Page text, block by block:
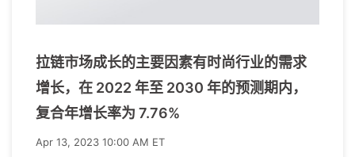
拉链市场成长的主要因素有时尚行业的需求
增长，在 2022 年至 2030 年的预测期内，
复合年增长率为 7.76%
Apr 13, 2023 10:00 AM ET